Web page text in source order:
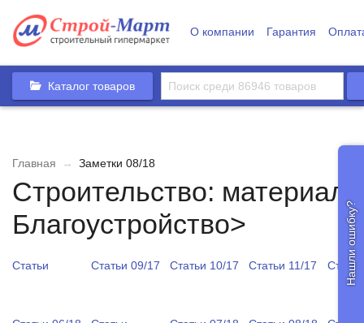
О компании Гарантия
Каталог товаров
Главная → Заметки 08/18
Строительство:
Благоустройство>
Статьи Статьи 09/17 Статьи 10/17 Статьи 11/17 Нашли ошибку?